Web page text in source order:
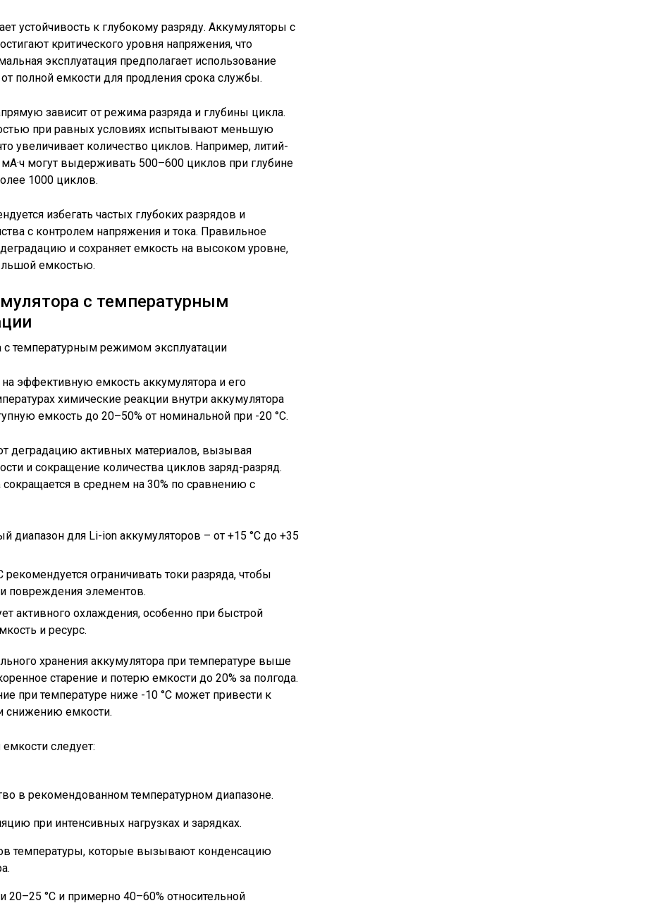
устойчивость к глубокому разряду. Аккумуляторы с
критического уровня напряжения, что
эксплуатация предполагает использование
полной емкости для продления срока службы.
зависит от режима разряда и глубины цикла.
при равных условиях испытывают меньшую
увеличивает количество циклов. Например, литий-
могут выдерживать 500–600 циклов при глубине
1000 циклов.
избегать частых глубоких разрядов и
с контролем напряжения и тока. Правильное
и сохраняет емкость на высоком уровне,
емкостью.
с температурным
эффективную емкость аккумулятора и его
химические реакции внутри аккумулятора
емкость до 20–50% от номинальной при -20 °C.
деградацию активных материалов, вызывая
и сокращение количества циклов заряд-разряд.
сокращается в среднем на 30% по сравнению с
диапазон для Li-ion аккумуляторов – от +15 °C до +35
ограничивать токи разряда, чтобы
повреждения элементов.
активного охлаждения, особенно при быстрой
и ресурс.
хранения аккумулятора при температуре выше
старение и потерю емкости до 20% за полгода.
при температуре ниже -10 °C может привести к
снижению емкости.
следует:
в рекомендованном температурном диапазоне.
при интенсивных нагрузках и зарядках.
температуры, которые вызывают конденсацию
20–25 °C и примерно 40–60% относительной